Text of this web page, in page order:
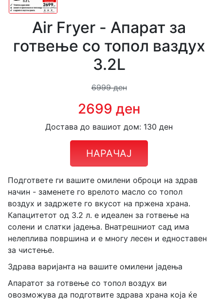
Air Fryer - Апарат за
готвење со топол ваздух
3.2L
6999 ден
2699 ден
Достава до вашиот дом: 130 ден
НАРАЧАЈ
Подгответе ги вашите омилени оброци на здрав
начин - заменете го врелото масло со топол
воздух и задржете го вкусот на пржена храна.
Капацитетот од 3.2 л. е идеален за готвење на
солени и слатки јадења. Внатрешниот сад има
нелеплива површина и е многу лесен и едноставен
за чистење.
Здрава варијанта на вашите омилени јадења
Aпаратот за готвење со топол воздух ви
овозможува да подготвите здрава храна која ќе